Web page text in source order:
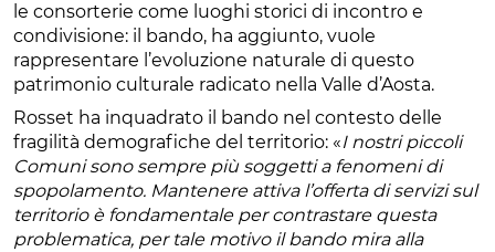
le consorterie come luoghi storici di incontro e
condivisione: il bando, ha aggiunto, vuole
rappresentare l’evoluzione naturale di questo
patrimonio culturale radicato nella Valle d’Aosta.
Rosset ha inquadrato il bando nel contesto delle
fragilità demografiche del territorio: «I nostri piccoli
Comuni sono sempre più soggetti a fenomeni di
spopolamento. Mantenere attiva l’offerta di servizi sul
territorio è fondamentale per contrastare questa
problematica, per tale motivo il bando mira alla